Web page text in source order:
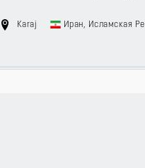
Karaj Иран, Исламская